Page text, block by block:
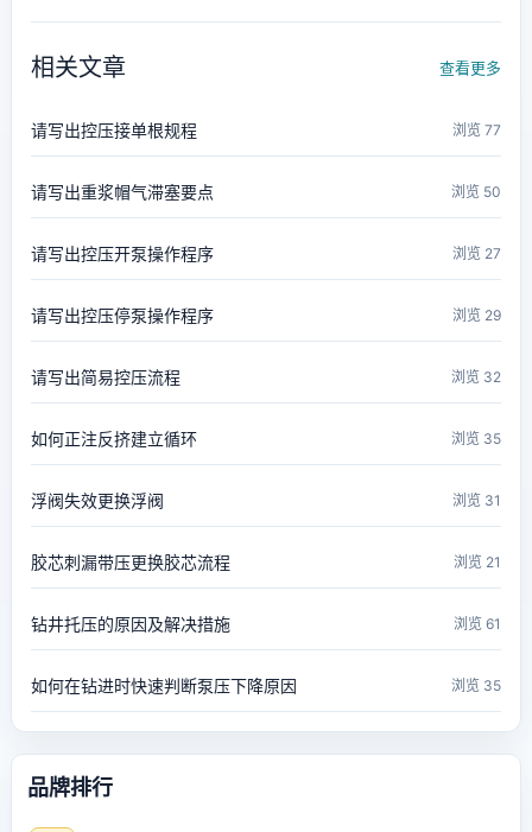
相关文章 查看更多
请写出控压接单根规程 浏览 77
请写出重浆帽气滞塞要点 浏览 50
请写出控压开泵操作程序 浏览 27
请写出控压停泵操作程序 浏览 29
请写出简易控压流程 浏览 32
如何正注反挤建立循环 浏览 35
浮阀失效更换浮阀 浏览 31
胶芯刺漏带压更换胶芯流程 浏览 21
钻井托压的原因及解决措施 浏览 61
如何在钻进时快速判断泵压下降原因 浏览 35
品牌排行